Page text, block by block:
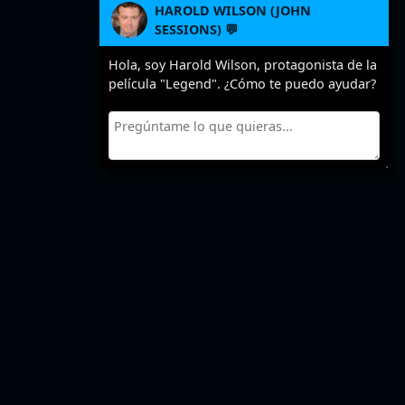
HAROLD WILSON (JOHN
SESSIONS) 💬
Hola, soy Harold Wilson, protagonista de la
película "Legend". ¿Cómo te puedo ayudar?